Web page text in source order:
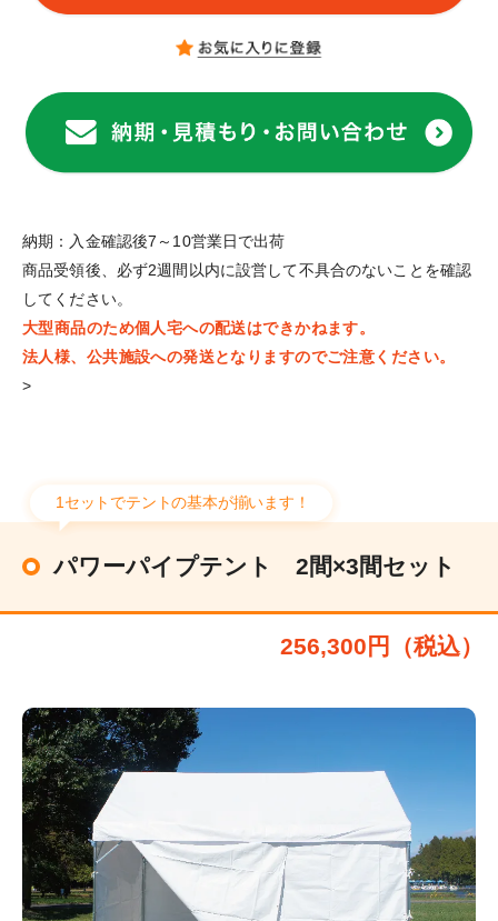
納期：入金確認後7～10営業日で出荷
商品受領後、必ず2週間以内に設営して不具合のないことを確認
してください。
大型商品のため個人宅への配送はできかねます。
法人様、公共施設への発送となりますのでご注意ください。
>
1セットでテントの基本が揃います！
パワーパイプテント 2間×3間セット
256,300円（税込）